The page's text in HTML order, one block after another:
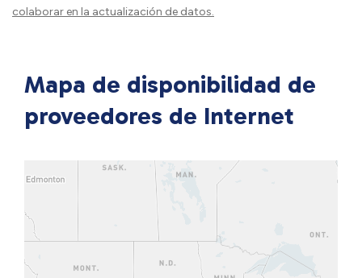
colaborar en la actualización de datos.
Mapa de disponibilidad de
proveedores de Internet